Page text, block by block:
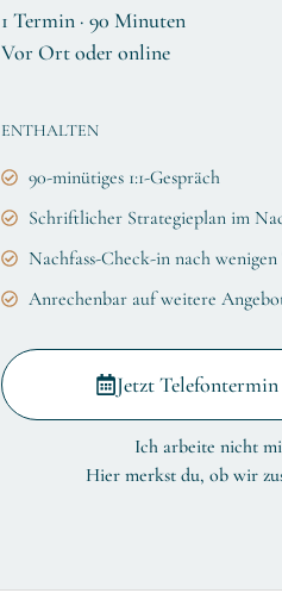
1 Termin · 90 Minuten
Vor Ort oder online
ENTHALTEN
90-minütiges 1:1-Gespräch
Schriftlicher Strategieplan im
Nachfass-Check-in nach wenigen
Anrechenbar auf weitere
Jetzt
Ich arbeite nicht
Hier merkst du, ob wir